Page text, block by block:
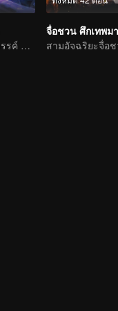
เงามืดสู่สรวงสวรรค์ แผดเผาวิญญาณพิทักษ์ความดี